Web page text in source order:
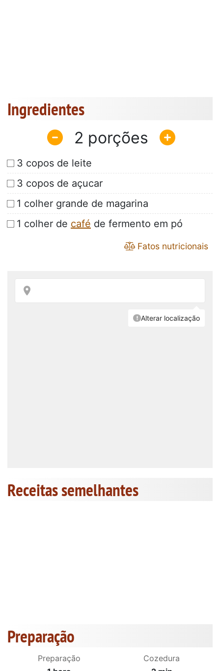
Ingredientes
2
3 copos de leite
3 copos de açucar
1 colher grande de magarina
1 colher de café de fermento em pó
Fatos nutricionais
Receitas semelhantes
Preparação
Preparação
Cozedura